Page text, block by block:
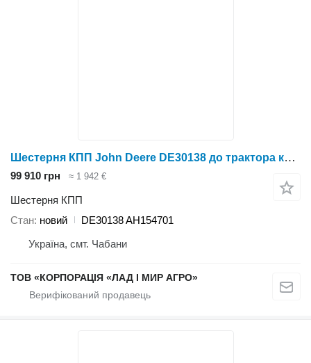
Шестерня КПП John Deere DE30138 до трактора колісного John Deere
99 910 грн ≈ 1 942 €
Шестерня КПП
Стан новий
DE30138 AH154701
Україна, смт. Чабани
ТОВ «КОРПОРАЦІЯ «ЛАД І МИР АГРО»